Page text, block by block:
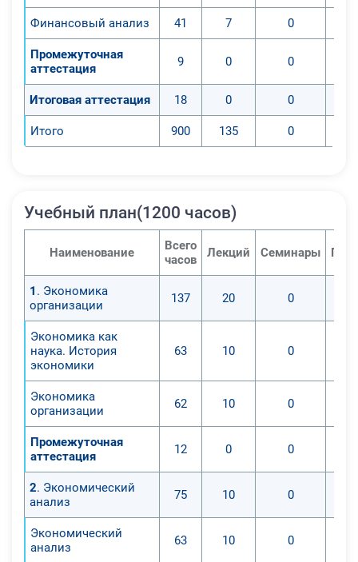
Финансовый анализ 41 7 0
Промежуточная
аттестация
9 0 0
Итоговая аттестация 18 0 0
Итого 900 135 0
Учебный план(1200 часов)
Наименование
Всего
часов
Лекций Семинары
1 . Экономика
организации
137 20 0
Экономика как
наука. История
экономики
63 10 0
Экономика
организации
62 10 0
Промежуточная
аттестация
12 0 0
2. Экономический
анализ
75 10 0
Экономический
анализ
63 10 0